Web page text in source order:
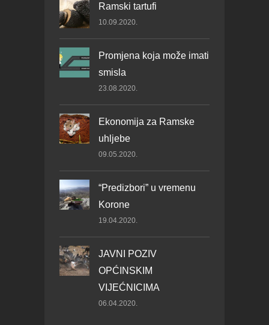
Ramski tartufi
10.09.2020.
Promjena koja može imati
smisla
23.08.2020.
Ekonomija za Ramske
uhljebe
09.05.2020.
“Predizbori” u vremenu
Korone
19.04.2020.
JAVNI POZIV
OPĆINSKIM
VIJEĆNICIMA
06.04.2020.